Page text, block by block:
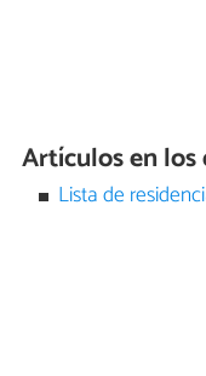
Artículos en los
Lista de